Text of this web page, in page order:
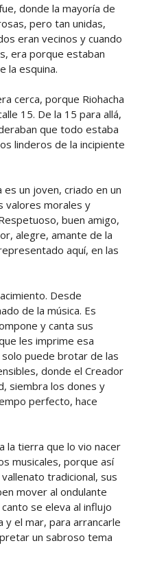
donde la mayoría de
pero tan unidas,
eran vecinos y cuando
era porque estaban
la esquina.
cerca, porque Riohacha
15. De la 15 para allá,
que todo estaba
linderos de la incipiente
un joven, criado en un
valores morales y
buen amigo,
alegre, amante de la
aquí, en las
Desde
de la música. Es
y canta sus
les imprime esa
puede brotar de las
donde el Creador
siembra los dones y
perfecto, hace
la tierra que lo vio nacer
musicales, porque así
tradicional, sus
mover al ondulante
se eleva al influjo
y el mar, para arrancarle
un sabroso tema